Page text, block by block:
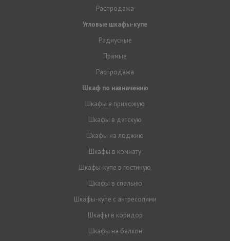
Распродажа
Угловые шкафы-купе
Радиусные
Прямые
Распродажа
Шкаф по назначению
Шкафы в прихожую
Шкафы в детскую
Шкафы на лоджию
Шкафы в комнату
Шкафы-купе в гостиную
Шкафы в спальню
Шкафы-купе с антресолями
Шкафы в коридор
Шкафы на балкон